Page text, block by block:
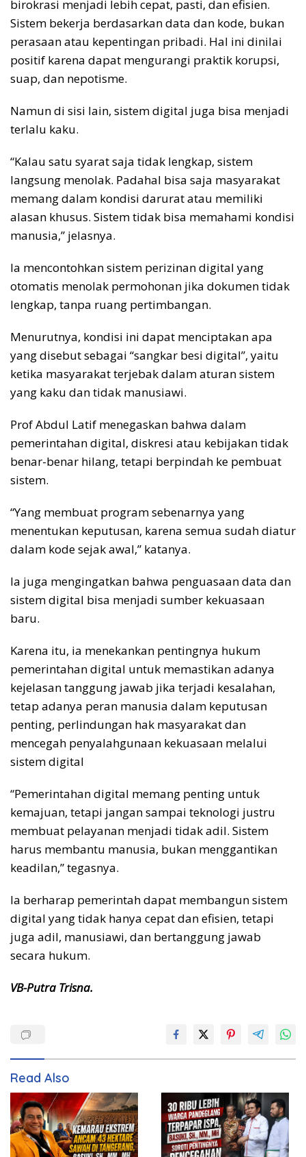
birokrasi menjadi lebih cepat, pasti, dan efisien.
Sistem bekerja berdasarkan data dan kode, bukan
perasaan atau kepentingan pribadi. Hal ini dinilai
positif karena dapat mengurangi praktik korupsi,
suap, dan nepotisme.
Namun di sisi lain, sistem digital juga bisa menjadi
terlalu kaku.
“Kalau satu syarat saja tidak lengkap, sistem
langsung menolak. Padahal bisa saja masyarakat
memang dalam kondisi darurat atau memiliki
alasan khusus. Sistem tidak bisa memahami kondisi
manusia,” jelasnya.
Ia mencontohkan sistem perizinan digital yang
otomatis menolak permohonan jika dokumen tidak
lengkap, tanpa ruang pertimbangan.
Menurutnya, kondisi ini dapat menciptakan apa
yang disebut sebagai “sangkar besi digital”, yaitu
ketika masyarakat terjebak dalam aturan sistem
yang kaku dan tidak manusiawi.
Prof Abdul Latif menegaskan bahwa dalam
pemerintahan digital, diskresi atau kebijakan tidak
benar-benar hilang, tetapi berpindah ke pembuat
sistem.
“Yang membuat program sebenarnya yang
menentukan keputusan, karena semua sudah diatur
dalam kode sejak awal,” katanya.
Ia juga mengingatkan bahwa penguasaan data dan
sistem digital bisa menjadi sumber kekuasaan
baru.
Karena itu, ia menekankan pentingnya hukum
pemerintahan digital untuk memastikan adanya
kejelasan tanggung jawab jika terjadi kesalahan,
tetap adanya peran manusia dalam keputusan
penting, perlindungan hak masyarakat dan
mencegah penyalahgunaan kekuasaan melalui
sistem digital
“Pemerintahan digital memang penting untuk
kemajuan, tetapi jangan sampai teknologi justru
membuat pelayanan menjadi tidak adil. Sistem
harus membantu manusia, bukan menggantikan
keadilan,” tegasnya.
Ia berharap pemerintah dapat membangun sistem
digital yang tidak hanya cepat dan efisien, tetapi
juga adil, manusiawi, dan bertanggung jawab
secara hukum.
VB-Putra Trisna.
Read Also